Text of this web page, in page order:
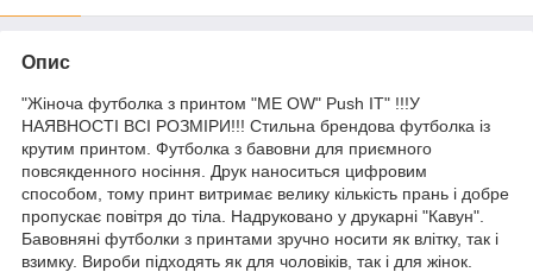
Опис
"Жіноча футболка з принтом "ME OW" Push IT" !!!У
НАЯВНОСТІ ВСІ РОЗМІРИ!!! Стильна брендова футболка із
крутим принтом. Футболка з бавовни для приємного
повсякденного носіння. Друк наноситься цифровим
способом, тому принт витримає велику кількість прань і добре
пропускає повітря до тіла. Надруковано у друкарні "Кавун".
Бавовняні футболки з принтами зручно носити як влітку, так і
взимку. Вироби підходять як для чоловіків, так і для жінок.